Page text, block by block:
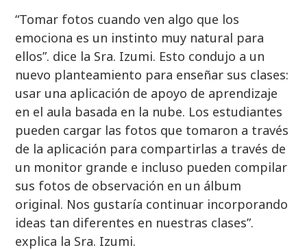
“Tomar fotos cuando ven algo que los
emociona es un instinto muy natural para
ellos”. dice la Sra. Izumi. Esto condujo a un
nuevo planteamiento para enseñar sus clases:
usar una aplicación de apoyo de aprendizaje
en el aula basada en la nube. Los estudiantes
pueden cargar las fotos que tomaron a través
de la aplicación para compartirlas a través de
un monitor grande e incluso pueden compilar
sus fotos de observación en un álbum
original. Nos gustaría continuar incorporando
ideas tan diferentes en nuestras clases”.
explica la Sra. Izumi.